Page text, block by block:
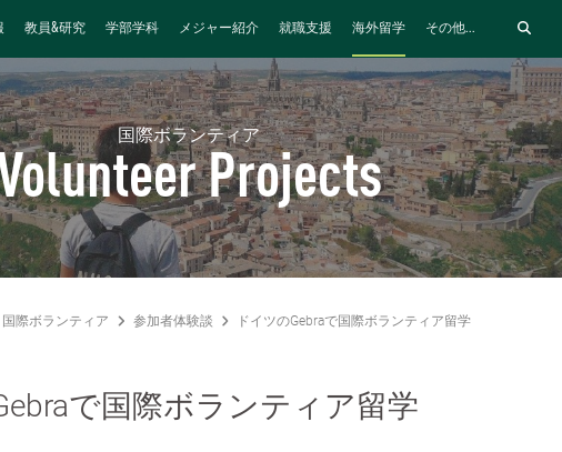
教員&研究 学部学科 メジャー紹介 就職支援 海外留学 その他...
国際ボランティア
Projects
国際ボランティア 参加者体験談 ドイツのGebraで国際ボランティア留学
で国際ボランティア留学